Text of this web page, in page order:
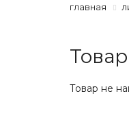
главная
Товар не